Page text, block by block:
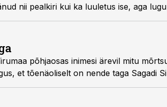
nii pealkiri kui ka luuletus ise, aga
põhjaosas inimesi ärevil mitu
et tõenäoliselt on nende taga Sagadi